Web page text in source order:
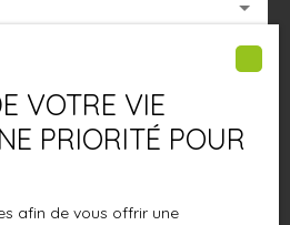
VOTRE VIE
PRIORITÉ POUR
afin de vous offrir une